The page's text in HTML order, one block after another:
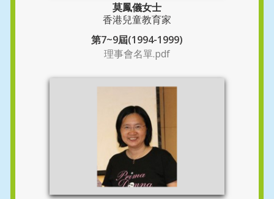
莫鳳儀女士
香港兒童教育家
第7~9屆(1994-1999)
理事會名單.pdf